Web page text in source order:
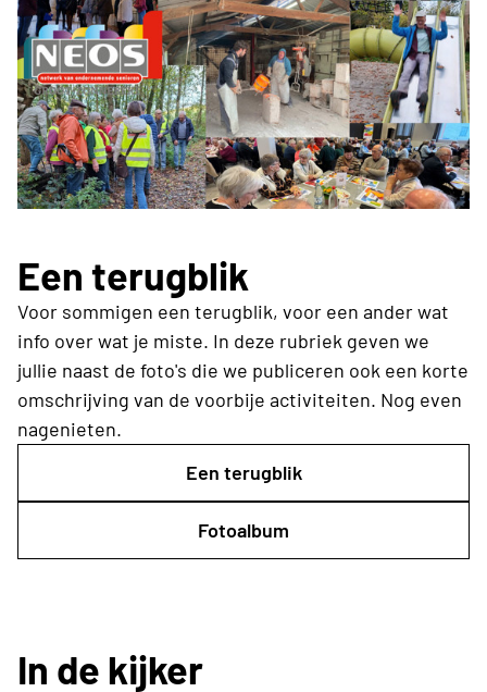
Een terugblik
Voor sommigen een terugblik, voor een ander wat
info over wat je miste. In deze rubriek geven we
jullie naast de foto's die we publiceren ook een korte
omschrijving van de voorbije activiteiten. Nog even
nagenieten.
Een terugblik
Fotoalbum
In de kijker